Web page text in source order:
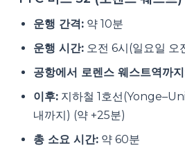
운행 간격: 약 10분
운행 시간: 오전 6시(일요일 오
공항에서 로렌스 웨스트역까
이후: 지하철 1호선
내까지) (약 +25분)
총 소요 시간: 약 60분